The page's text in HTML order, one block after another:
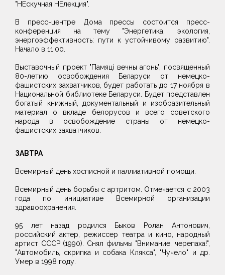
"НЕскучная НЕлекция".
В пресс-центре Дома прессы состоится пресс-
конференция на тему "Энергетика, экология,
энергоэффективность: пути к устойчивому развитию".
Начало в 11.00.
Выставочный проект "Памяці вечны агонь", посвященный
80-летию освобождения Беларуси от немецко-
фашистских захватчиков, будет работать до 17 ноября в
Национальной библиотеке Беларуси. Будет представлен
богатый книжный, документальный и изобразительный
материал о вкладе белорусов и всего советского
народа в освобождение страны от немецко-
фашистских захватчиков.
ЗАВТРА
Всемирный день хосписной и паллиативной помощи.
Всемирный день борьбы с артритом. Отмечается с 2003
года по инициативе Всемирной организации
здравоохранения.
95 лет назад родился Быков Ролан Антонович,
российский актер, режиссер театра и кино, народный
артист СССР (1990). Снял фильмы "Внимание, черепаха!",
"Автомобиль, скрипка и собака Клякса", "Чучело" и др.
Умер в 1998 году.